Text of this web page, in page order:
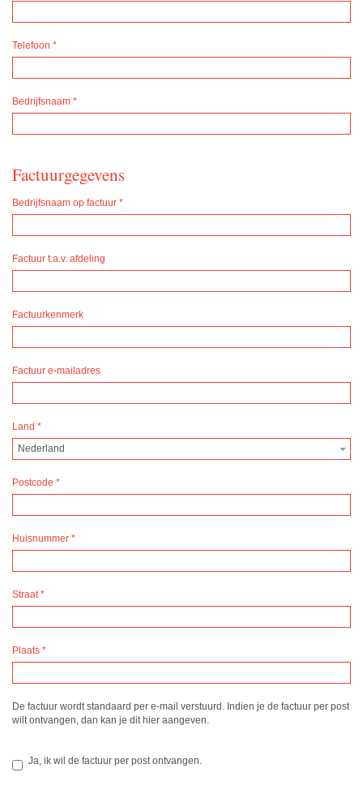
Telefoon *
Bedrijfsnaam *
Factuurgegevens
Bedrijfsnaam op factuur *
Factuur t.a.v. afdeling
Factuurkenmerk
Factuur e-mailadres
Land *
Nederland
Postcode *
Huisnummer *
Straat*
Plaats *
De factuur wordt standaard per e-mail verstuurd. Indien je de factuur per post
wilt ontvangen, dan kan je dit hier aangeven.
Ja, ik wil de factuur per post ontvangen.